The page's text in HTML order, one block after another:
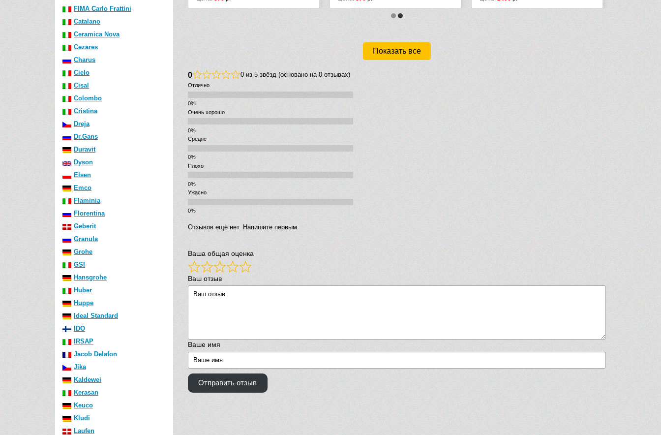
FIMA Carlo Frattini
Catalano
Ceramica Nova
Cezares
Charus
Cielo
Cisal
Colombo
Cristina
Dreja
Dr.Gans
Duravit
Dyson
Elsen
Emco
Flaminia
Florentina
Geberit
Granula
Grohe
GSI
Hansgrohe
Huber
Huppe
Ideal Standard
IDO
IRSAP
Jacob Delafon
Jika
Kaldewei
Kerasan
Keuco
Kludi
Laufen
Показать все
0 0 из 5 звёзд (основано на 0 отзывах)
Отлично
Очень хорошо
Средне
Плохо
Ужасно
Отзывов ещё нет. Напишите первым.
Ваша общая оценка
Ваш отзыв
Ваше имя
Отправить отзыв